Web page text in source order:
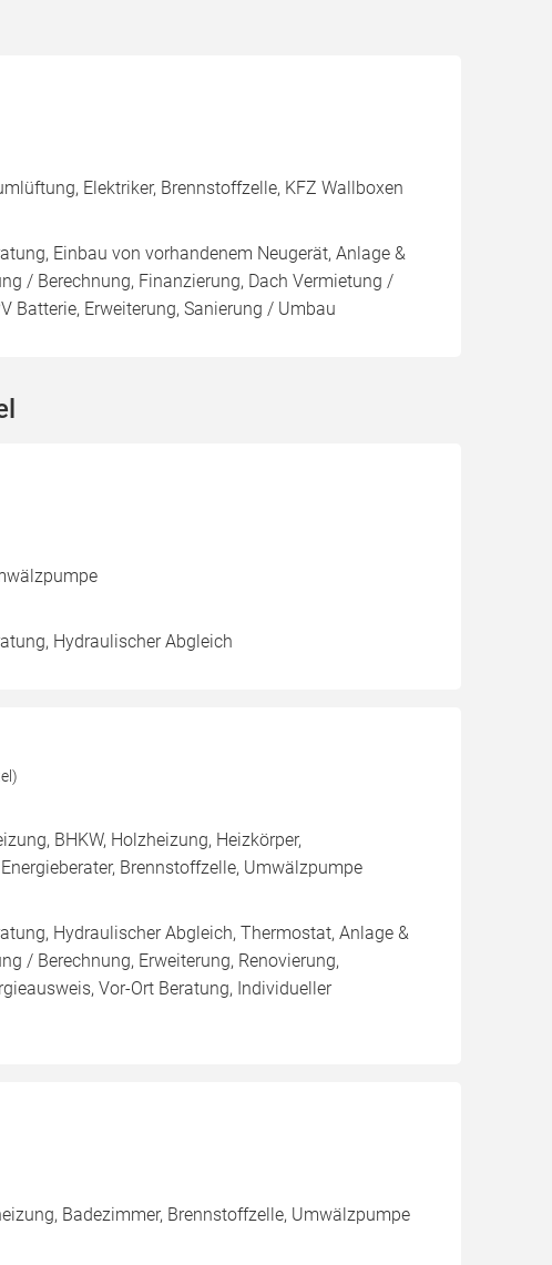
Elektriker, Brennstoffzelle, KFZ Wallboxen
Einbau von vorhandenem Neugerät, Anlage &
/ Berechnung, Finanzierung, Dach Vermietung /
Batterie, Erweiterung, Sanierung / Umbau
Hydraulischer Abgleich
BHKW, Holzheizung, Heizkörper,
Brennstoffzelle, Umwälzpumpe
Hydraulischer Abgleich, Thermostat, Anlage &
/ Berechnung, Erweiterung, Renovierung,
Vor-Ort Beratung, Individueller
Badezimmer, Brennstoffzelle, Umwälzpumpe